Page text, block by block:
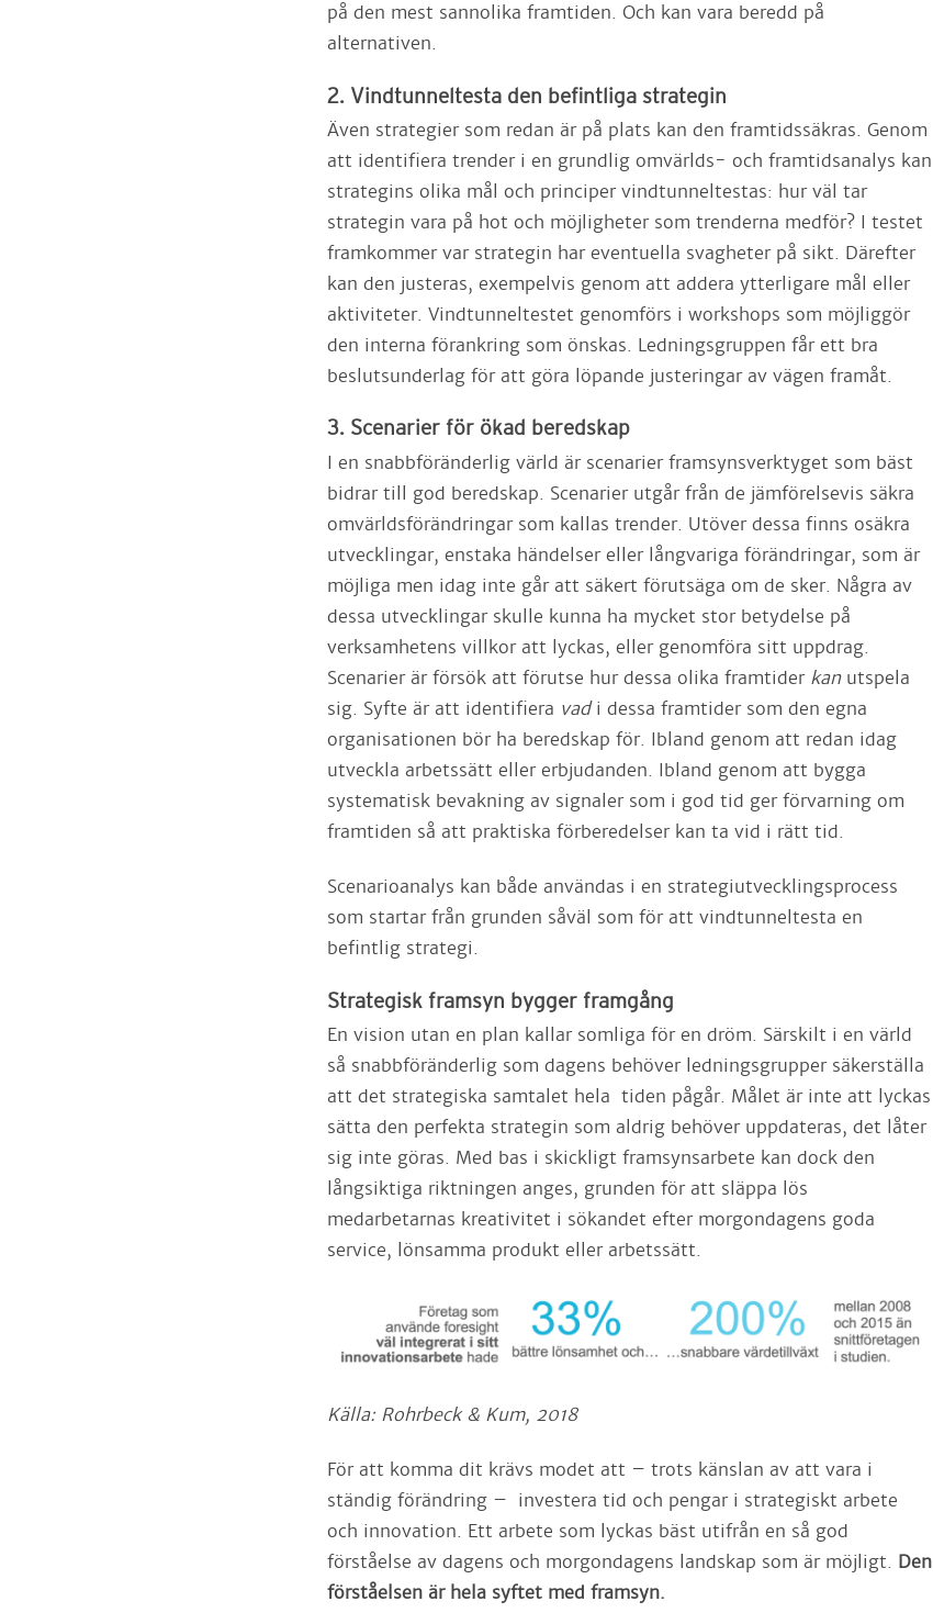
på den mest sannolika framtiden. Och kan vara beredd på
alternativen.
2. Vindtunneltesta den befintliga strategin
Även strategier som redan är på plats kan den framtidssäkras. Genom
att identifiera trender i en grundlig omvärlds- och framtidsanalys kan
strategins olika mål och principer vindtunneltestas: hur väl tar
strategin vara på hot och möjligheter som trenderna medför? I testet
framkommer var strategin har eventuella svagheter på sikt. Därefter
kan den justeras, exempelvis genom att addera ytterligare mål eller
aktiviteter. Vindtunneltestet genomförs i workshops som möjliggör
den interna förankring som önskas. Ledningsgruppen får ett bra
beslutsunderlag för att göra löpande justeringar av vägen framåt.
3. Scenarier för ökad beredskap
I en snabbföränderlig värld är scenarier framsynsverktyget som bäst
bidrar till god beredskap. Scenarier utgår från de jämförelsevis säkra
omvärldsförändringar som kallas trender. Utöver dessa finns osäkra
utvecklingar, enstaka händelser eller långvariga förändringar, som är
möjliga men idag inte går att säkert förutsäga om de sker. Några av
dessa utvecklingar skulle kunna ha mycket stor betydelse på
verksamhetens villkor att lyckas, eller genomföra sitt uppdrag.
Scenarier är försök att förutse hur dessa olika framtider kanutspela
sig. Syfte är att identifiera vadi dessa framtider som den egna
organisationen bör ha beredskap för. Ibland genom att redan idag
utveckla arbetssätt eller erbjudanden. Ibland genom att bygga
systematisk bevakning av signaler som i god tid ger förvarning om
framtiden så att praktiska förberedelser kan ta vid i rätt tid.
Scenarioanalys kan både användas i en strategiutvecklingsprocess
som startar från grunden såväl som för att vindtunneltesta en
befintlig strategi.
Strategisk framsyn bygger framgång
En vision utan en plan kallar somliga för en dröm. Särskilt i en värld
så snabbföränderlig som dagens behöver ledningsgrupper säkerställa
att det strategiska samtalet hela tiden pågår. Målet är inte att lyckas
sätta den perfekta strategin som aldrig behöver uppdateras, det låter
sig inte göras. Med bas i skickligt framsynsarbete kan dock den
långsiktiga riktningen anges, grunden för att släppa lös
medarbetarnas kreativitet i sökandet efter morgondagens goda
service, lönsamma produkt eller arbetssätt.
Källa: Rohrbeck & Kum, 2018
För att komma dit krävs modet att – trots känslan av att vara i
ständig förändring – investera tid och pengar i strategiskt arbete
och innovation. Ett arbete som lyckas bäst utifrån en så god
förståelse av dagens och morgondagens landskap som är möjligt. Den
förståelsen är hela syftet med framsyn.